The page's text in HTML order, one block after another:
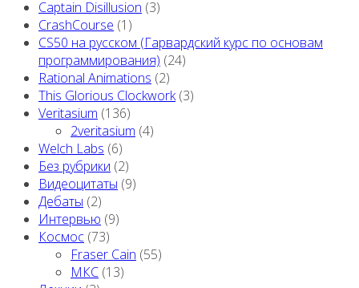
Captain Disillusion (3)
CrashCourse (1)
CS50 на русском (Гарвардский курс по основам
программирования) (24)
Rational Animations (2)
This Glorious Clockwork(3)
Veritasium (136)
2veritasium (4)
Welch Labs (6)
Без рубрики (2)
Видеоцитаты (9)
Дебаты (2)
Интервью (9)
Космос (73)
Fraser Cain (55)
МКС (13)